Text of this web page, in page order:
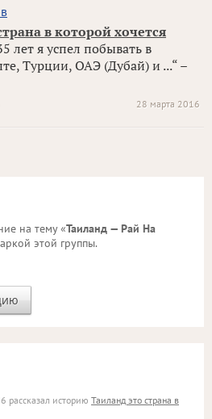
в которой хочется
лет я успел побывать в
Турции, ОАЭ (Дубай) и ...“ –
28 марта 2016
на тему «Таиланд — Рай На
этой группы.
рассказал историю Таиланд это страна в